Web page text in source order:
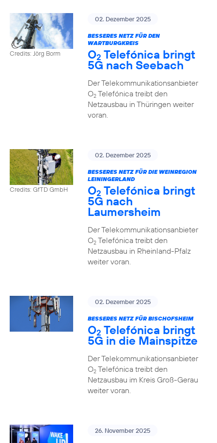
Credits: Jörg Borm
02. Dezember 2025
BESSERES NETZ FÜR DEN
WARTBURGKREIS
O2 Telefónica bringt
5G nach Seebach
Der Telekommunikationsanbieter
O2Telefónica treibt den
Netzausbau in Thüringen weiter
voran.
Credits: GfTD GmbH
02. Dezember 2025
BESSERES NETZ FÜR DIE WEINREGION
LEININGERLAND
O2 Telefónica bringt
5G nach
Laumersheim
Der Telekommunikationsanbieter
O2Telefónica treibt den
Netzausbau in Rheinland-Pfalz
weiter voran.
02. Dezember 2025
BESSERES NETZ FÜR BISCHOFSHEIM
O2 Telefónica bringt
5G in die Mainspitze
Der Telekommunikationsanbieter
O2Telefónica treibt den
Netzausbau im Kreis Groß-Gerau
weiter voran.
26. November 2025